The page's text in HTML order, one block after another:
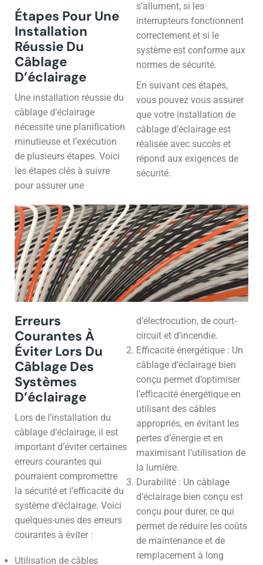
Étapes Pour Une
Installation
Réussie Du
Câblage
D’éclairage
Une installation réussie du
câblage d’éclairage
nécessite une planification
minutieuse et l’exécution
de plusieurs étapes. Voici
les étapes clés à suivre
pour assurer une
s’allument, si les
interrupteurs fonctionnent
correctement et si le
système est conforme aux
normes de sécurité.
En suivant ces étapes,
vous pouvez vous assurer
que votre installation de
câblage d’éclairage est
réalisée avec succès et
répond aux exigences de
sécurité.
Erreurs
Courantes À
Éviter Lors Du
Câblage Des
Systèmes
D’éclairage
Lors de l’installation du
câblage d’éclairage, il est
important d’éviter certaines
erreurs courantes qui
pourraient compromettre
la sécurité et l’efficacité du
système d’éclairage. Voici
quelques-unes des erreurs
courantes à éviter :
Utilisation de câbles
d’électrocution, de court-
circuit et d’incendie.
Efficacité énergétique : Un
câblage d’éclairage bien
conçu permet d’optimiser
l’efficacité énergétique en
utilisant des câbles
appropriés, en évitant les
pertes d’énergie et en
maximisant l’utilisation de
la lumière.
Durabilité : Un câblage
d’éclairage bien conçu est
conçu pour durer, ce qui
permet de réduire les coûts
de maintenance et de
remplacement à long